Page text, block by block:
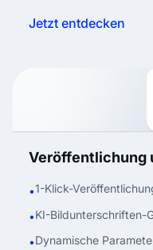
Jetzt entdecken
Veröffentlichung
•1-Klick-
•KI-Bildunterschriften-
•Dynamische